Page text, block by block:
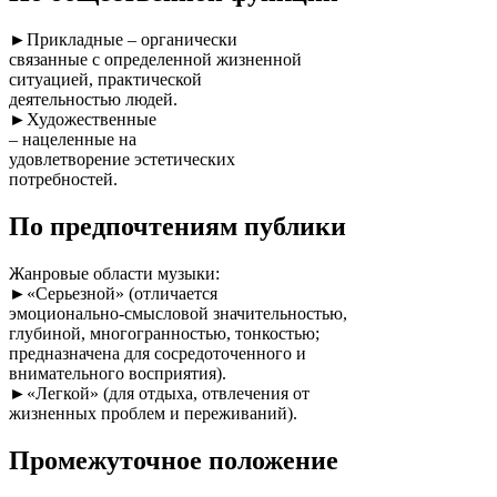
►Прикладные – органически
связанные с определенной жизненной
ситуацией, практической
деятельностью людей.
►Художественные
– нацеленные на
удовлетворение эстетических
потребностей.
По предпочтениям публики
Жанровые области музыки:
►«Серьезной» (отличается
эмоционально-смысловой значительностью,
глубиной, многогранностью, тонкостью;
предназначена для сосредоточенного и
внимательного восприятия).
►«Легкой» (для отдыха, отвлечения от
жизненных проблем и переживаний).
Промежуточное положение